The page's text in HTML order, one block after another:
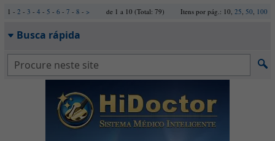
Itens por pág.: 10, 25, 50, 100
1 - 2 - 3 - 4 - 5 - 6 - 7 - 8 - > de 1 a 10 (Total: 79)
Busca rápida